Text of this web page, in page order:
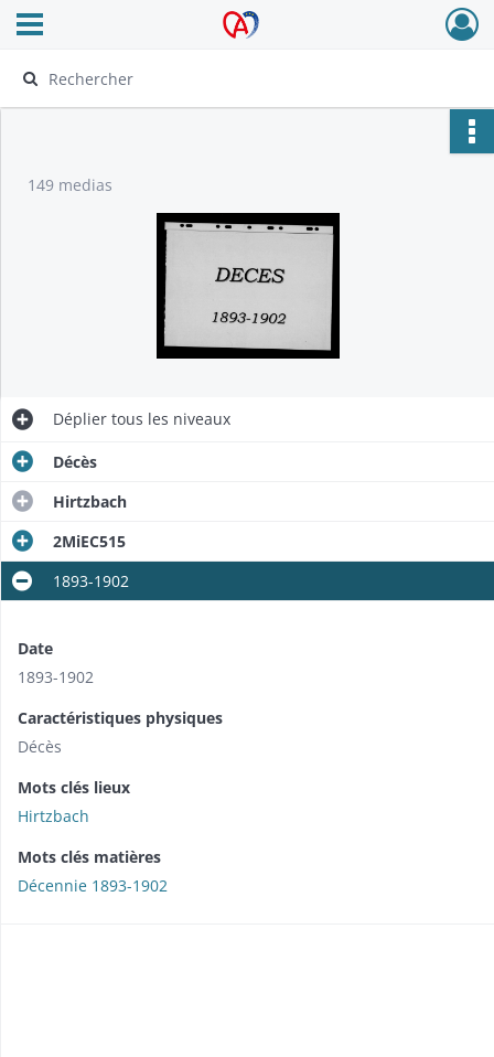
Archives Alsace - Colmar
Ouvrir le menu déroulant
149 medias
Déplier tous les niveaux
Décès
Hirtzbach
2MiEC515
1893-1902
Date
1893-1902
Caractéristiques physiques
Décès
Mots clés lieux
Hirtzbach
Mots clés matières
Décennie 1893-1902